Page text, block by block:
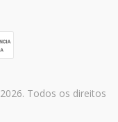
Todos os direitos